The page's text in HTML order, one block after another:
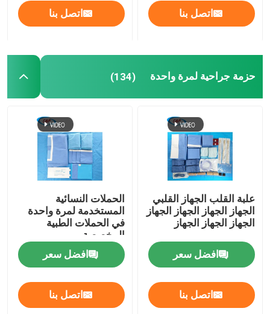
الستائر الجراحية للأسنان
معدات الحماية الطبية
اتصل بنا اتصل بنا
حزمة جراحية لمرة واحدة (134)
علبة القلب الجهاز القلبي
الجهاز الجهاز الجهاز الجهاز
الجهاز الجهاز الجهاز
افضل سعر
اتصل بنا
الحملات النسائية
المستخدمة لمرة واحدة
في الحملات الطبية
المخصصة
افضل سعر
اتصل بنا